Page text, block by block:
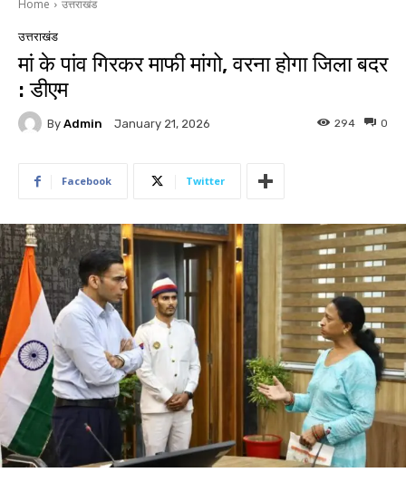
Home उत्तराखंड
उत्तराखंड
मां के पांव गिरकर माफी मांगो, वरना होगा जिला बदर
: डीएम
By Admin January 21, 2026 0
294
Facebook Twitter